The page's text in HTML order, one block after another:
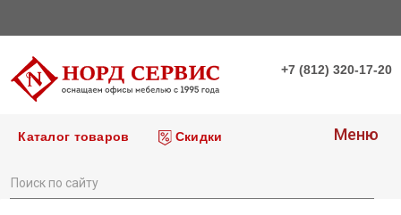
+7 (812) 320-17-20
Каталог товаров Скидки Меню